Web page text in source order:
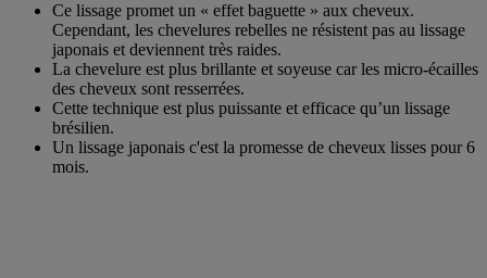
Ce lissage promet un « effet baguette » aux cheveux.
Cependant, les chevelures rebelles ne résistent pas au lissage
japonais et deviennent très raides.
La chevelure est plus brillante et soyeuse car les micro-écailles
des cheveux sont resserrées.
Cette technique est plus puissante et efficace qu’un lissage
brésilien.
Un lissage japonais c'est la promesse de cheveux lisses pour 6
mois.